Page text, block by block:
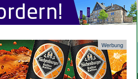
Werbung